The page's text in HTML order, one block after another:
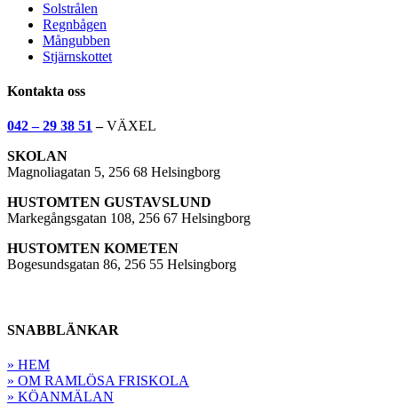
Solstrålen
Regnbågen
Mångubben
Stjärnskottet
Kontakta oss
042 – 29 38 51–VÄXEL
SKOLAN
Magnoliagatan 5, 256 68 Helsingborg
HUSTOMTEN GUSTAVSLUND
Markegångsgatan 108, 256 67 Helsingborg
HUSTOMTEN KOMETEN
Bogesundsgatan 86, 256 55 Helsingborg
SNABBLÄNKAR
» HEM
» OM RAMLÖSA FRISKOLA
» KÖANMÄLAN